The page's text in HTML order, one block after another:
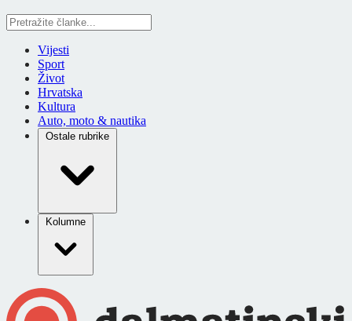
Vijesti
Sport
Život
Hrvatska
Kultura
Auto, moto & nautika
Ostale rubrike
Kolumne